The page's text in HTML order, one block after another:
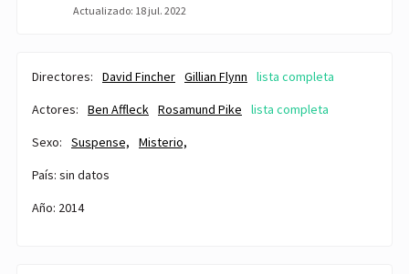
Actualizado: 18 jul. 2022
Directores: David Fincher Gillian Flynn
lista completa
Actores:
Ben Affleck Rosamund Pike
lista completa
Sexo:
Suspense,
Misterio,
País: sin datos
Año: 2014